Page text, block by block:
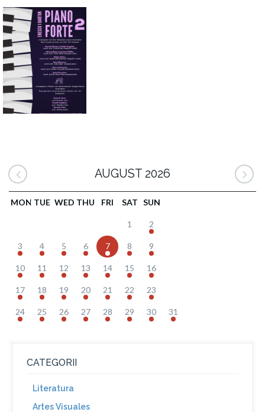
AUGUST 2026
MON TUE WED THU FRI SAT SUN
1 2
3 4 5 6 7 8 9
10 11 12 13 14 15 16
17 18 19 20 21 22 23
24 25 26 27 28 29 30 31
CATEGORII
Literatura
Artes Visuales